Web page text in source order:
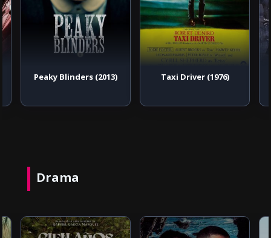
Peaky Blinders (2013) Taxi Driver (1976)
Drama